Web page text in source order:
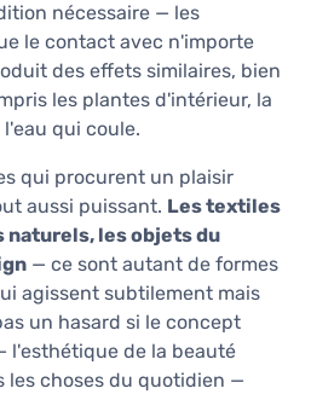
nécessaire — les
le contact avec n'importe
des effets similaires, bien
les plantes d'intérieur, la
qui coule.
qui procurent un plaisir
aussi puissant. Les textiles
naturels, les objets du
— ce sont autant de formes
agissent subtilement mais
un hasard si le concept
l'esthétique de la beauté
les choses du quotidien —